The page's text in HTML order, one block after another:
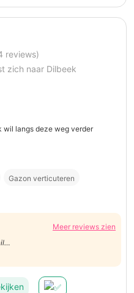
reviews)
zich naar Dilbeek
wil langs deze weg verder
Gazon verticuteren
Meer reviews zien